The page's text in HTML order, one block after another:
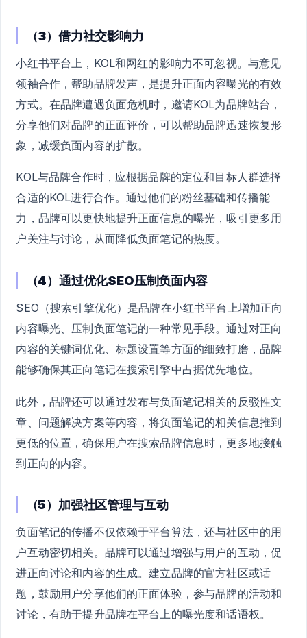
（3）借力社交影响力
小红书平台上，KOL和网红的影响力不可忽视。与意见
领袖合作，帮助品牌发声，是提升正面内容曝光的有效
方式。在品牌遭遇负面危机时，邀请KOL为品牌站台，
分享他们对品牌的正面评价，可以帮助品牌迅速恢复形
象，减缓负面内容的扩散。
KOL与品牌合作时，应根据品牌的定位和目标人群选择
合适的KOL进行合作。通过他们的粉丝基础和传播能
力，品牌可以更快地提升正面信息的曝光，吸引更多用
户关注与讨论，从而降低负面笔记的热度。
（4）通过优化SEO压制负面内容
SEO（搜索引擎优化）是品牌在小红书平台上增加正向
内容曝光、压制负面笔记的一种常见手段。通过对正向
内容的关键词优化、标题设置等方面的细致打磨，品牌
能够确保其正向笔记在搜索引擎中占据优先地位。
此外，品牌还可以通过发布与负面笔记相关的反驳性文
章、问题解决方案等内容，将负面笔记的相关信息推到
更低的位置，确保用户在搜索品牌信息时，更多地接触
到正向的内容。
（5）加强社区管理与互动
负面笔记的传播不仅依赖于平台算法，还与社区中的用
户互动密切相关。品牌可以通过增强与用户的互动，促
进正向讨论和内容的生成。建立品牌的官方社区或话
题，鼓励用户分享他们的正面体验，参与品牌的活动和
讨论，有助于提升品牌在平台上的曝光度和话语权。